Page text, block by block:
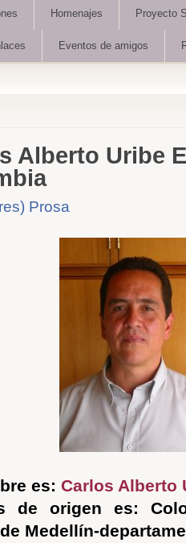
Homenajes Proyecto
Eventos de amigos
Alberto Uribe
Prosa
es: Carlos Alberto
de origen es:
Medellín-